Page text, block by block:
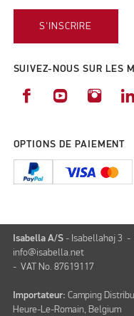
S'INSCRIRE
SUIVEZ-NOUS SUR LES
OPTIONS DE PAIEMENT
Isabella A/S - Isabellahøj 3 -
info@isabella.net
- VAT No. 87619117
Importateur: Camping
Heure-Le-Romain, Belgium